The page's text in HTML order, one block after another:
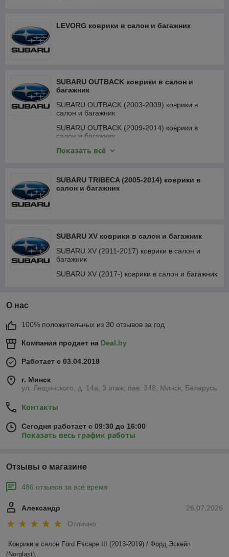
LEVORG коврики в салон и багажник
SUBARU OUTBACK коврики в салон и
багажник
SUBARU OUTBACK (2003-2009) коврики в
салон и багажник
SUBARU OUTBACK (2009-2014) коврики в
салон и багажник
SUBARU OUTBACK (2014-2020) коврики в
багажник
Показать всё
SUBARU TRIBECA (2005-2014) коврики в
салон и багажник
SUBARU XV коврики в салон и багажник
SUBARU XV (2011-2017) коврики в салон и
багажник
SUBARU XV (2017-) коврики в салон и багажник
О нас
100% положительных из 30 отзывов за год
Компания продает на Deal.by
Работает с 03.04.2018
г. Минск
ул. Лещинского, д. 14а, 3 этаж, пав. 348, Минск, Беларусь
Контакты
Сегодня работает с 09:30 до 16:00
Показать весь график работы
Отзывы о магазине
486 отзывов за всё время
26.07.2026
Александр
Отлично
Коврики в салон Ford Escape III (2013-2019) / Форд Эскейп
(Norplast).